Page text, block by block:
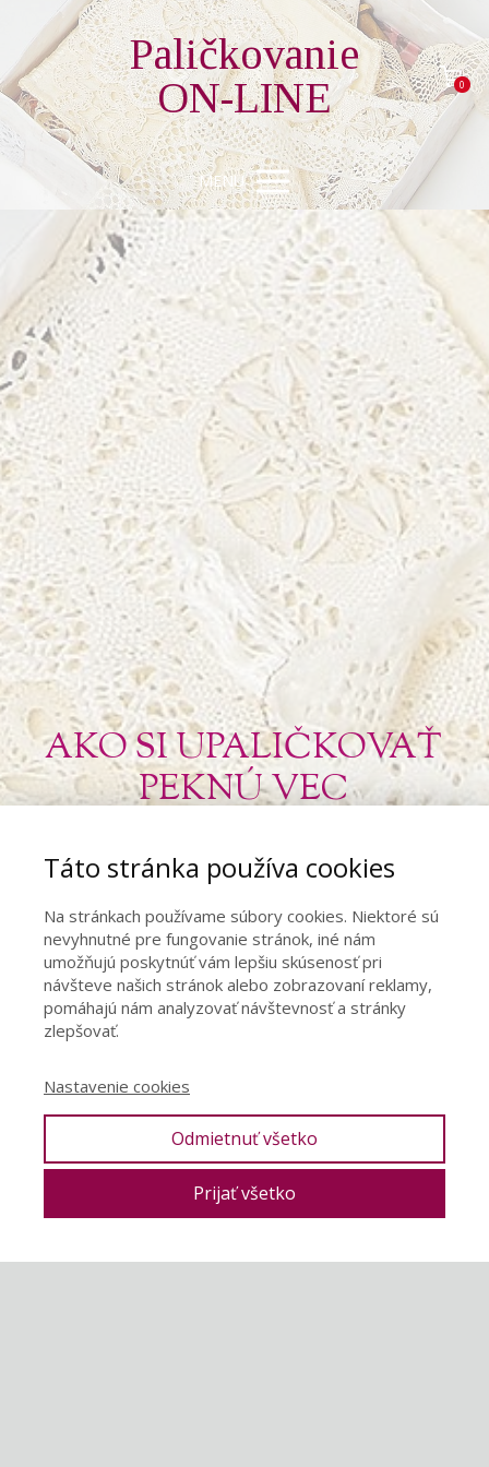
Paličkovanie
ON-LINE
0
MENU
AKO SI UPALIČKOVAŤ
PEKNÚ VEC
Táto časť je len pre členov.
Ak ste členmi, vložte prosím svoje údaje.
Prihlásiť sa
Zabudli ste heslo?
Táto stránka používa cookies
Na stránkach používame súbory cookies. Niektoré sú
nevyhnutné pre fungovanie stránok, iné nám
umožňujú poskytnúť vám lepšiu skúsenosť pri
návšteve našich stránok alebo zobrazovaní reklamy,
pomáhajú nám analyzovať návštevnosť a stránky
zlepšovať.
Nastavenie cookies
Odmietnuť všetko
Prijať všetko